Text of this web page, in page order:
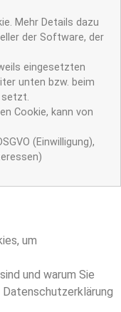
Mehr Details dazu
der Software, der
eingesetzten
unten bzw. beim
setzt.
Cookie, kann von
(Einwilligung),
um
und warum Sie